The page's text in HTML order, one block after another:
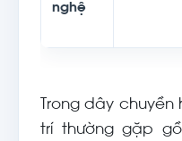
nghệ
Trong dây
trí thường gặp